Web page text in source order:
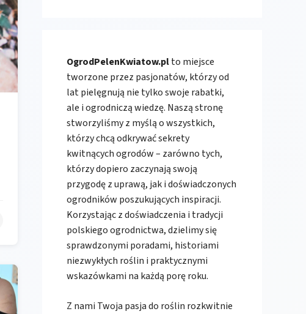
OgrodPelenKwiatow.plto miejsce
tworzone przez pasjonatów, którzy od
lat pielęgnują nie tylko swoje rabatki,
ale i ogrodniczą wiedzę. Naszą stronę
stworzyliśmy z myślą o wszystkich,
którzy chcą odkrywać sekrety
kwitnących ogrodów – zarówno tych,
którzy dopiero zaczynają swoją
przygodę z uprawą, jak i doświadczonych
ogrodników poszukujących inspiracji.
Korzystając z doświadczenia i tradycji
polskiego ogrodnictwa, dzielimy się
sprawdzonymi poradami, historiami
niezwykłych roślin i praktycznymi
wskazówkami na każdą porę roku.
Z nami Twoja pasja do roślin rozkwitnie